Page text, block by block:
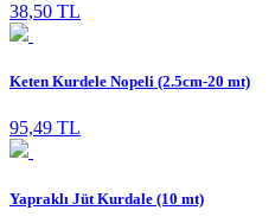
38,50 TL
Keten Kurdele Nopeli (2.5cm-20 mt)
95,49 TL
Yapraklı Jüt Kurdale (10 mt)